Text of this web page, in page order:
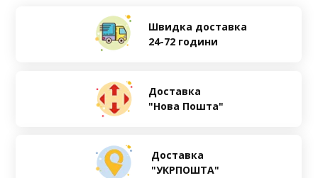
Швидка доставка
24-72 години
Доставка
"Нова Пошта"
Доставка
"УКРПОШТА"